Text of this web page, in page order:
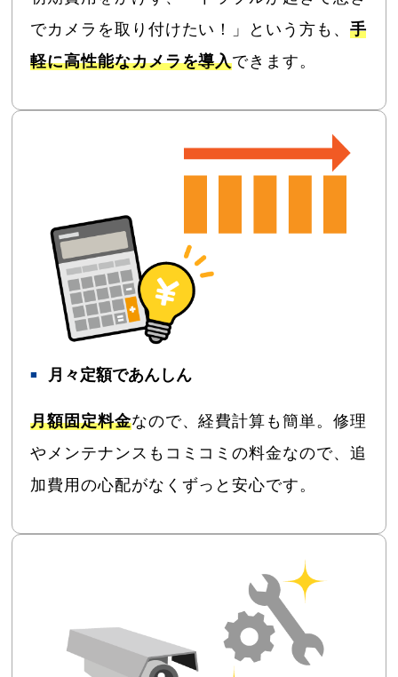
でカメラを取り付けたい！」という方も、 手
軽に高性能なカメラを導入できます。
月々定額であんしん
月額固定料金なので、経費計算も簡単。修理
やメンテナンスもコミコミの料金なので、追
加費用の心配がなくずっと安心です。